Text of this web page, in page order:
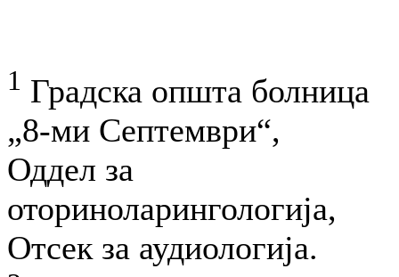
1 Градска општа болница
„8-ми Септември“,
Оддел за
оториноларингологија,
Отсек за аудиологија.